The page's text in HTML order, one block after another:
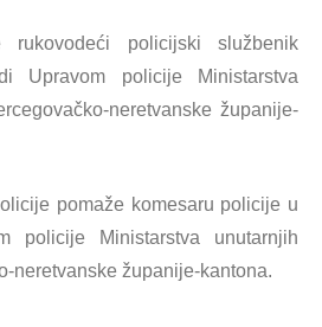
policijski službenik
Upravom policije Ministarstva
neretvanske županije-
pomaže komesaru policije u
policije Ministarstva unutarnjih
neretvanske županije-kantona.